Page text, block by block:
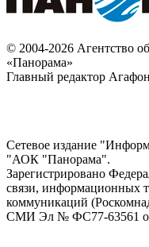
© 2004-2026 Агентство
«Панорама»
Главный редактор
Сетевое издание
"АОК "Панорама".
Зарегистрировано
связи, информационных
коммуникаций
СМИ Эл № ФС77-63561 от